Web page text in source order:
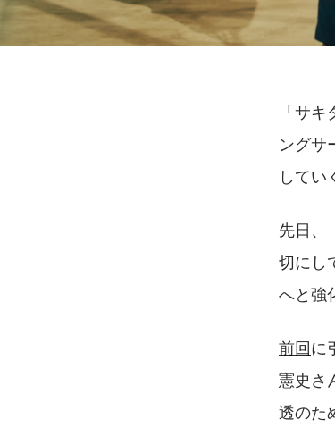
「サ
ングサ
してい
先日、
切にし
へと強
前回に
憲史さ
透のた